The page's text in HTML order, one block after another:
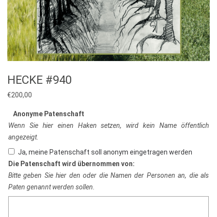
HECKE #940
€200,00
Anonyme Patenschaft
Wenn Sie hier einen Haken setzen, wird kein Name öffentlich
angezeigt.
Ja, meine Patenschaft soll anonym eingetragen werden
Die Patenschaft wird übernommen von:
Bitte geben Sie hier den oder die Namen der Personen an, die als
Paten genannt werden sollen.